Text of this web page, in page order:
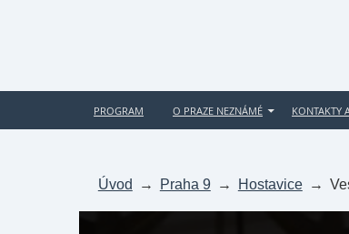
PROGRAM O PRAZE NEZNÁMÉ KONTAKTY
Úvod → Praha 9 → Hostavice →